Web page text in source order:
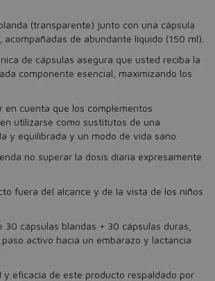
(transparente) junto con una cápsula
acompañadas de abundante líquido (150 ml).
de cápsulas asegura que usted reciba la
componente esencial, maximizando los
en cuenta que los complementos
utilizarse como sustitutos de una
y equilibrada y un modo de vida sano.
no superar la dosis diaria expresamente
fuera del alcance y de la vista de los niños
30 cápsulas blandas + 30 cápsulas duras,
activo hacia un embarazo y lactancia
y eficacia de este producto respaldado por